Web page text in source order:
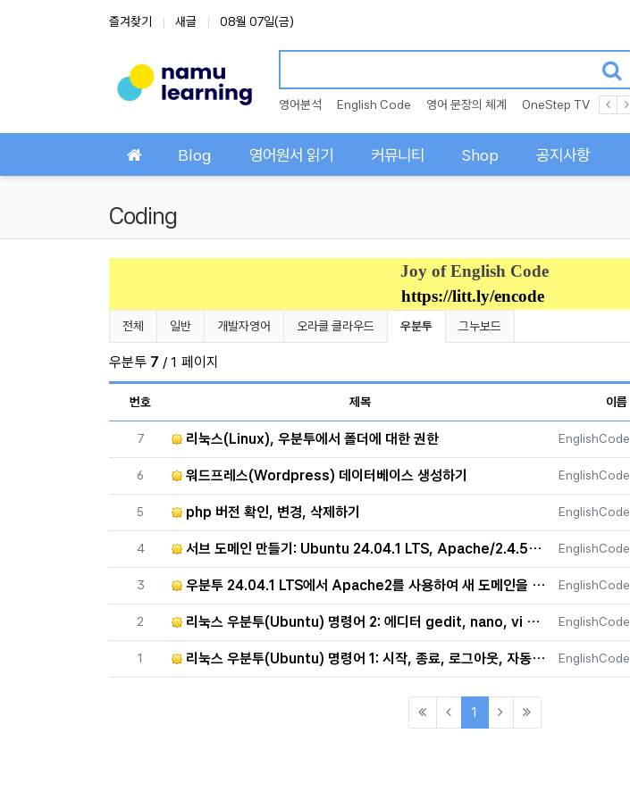
즐겨찾기 새글 08월 07일(금)
영어분석 English Code 영어 문장의 체계 OneStep TV
Blog 영어원서 읽기 커뮤니티 Shop 공지사항
Coding
Joy of English Code
https://litt.ly/encode
Coding 분류 목록
전체 일반 개발자영어 오라클 클라우드 현재 분류
우분투 그누보드
우분투 7 / 1 페이지
번호
제목 이름
번호
7 리눅스(Linux), 우분투에서 폴더에 대한 권한 등록자
EnglishCode
번호
6 워드프레스(Wordpress) 데이터베이스 생성하기 등록자
EnglishCode
번호
5 php 버전 확인, 변경, 삭제하기 등록자
EnglishCode
번호
4 서브 도메인 만들기: Ubuntu 24.04.1 LTS, Apache/2.4.58 (Ubuntu) 환경에서 등록자
EnglishCode
번호
3 우분투 24.04.1 LTS에서 Apache2를 사용하여 새 도메인을 설정하는 방법 등록자
EnglishCode
번호
2 리눅스 우분투(Ubuntu) 명령어 2: 에디터 gedit, nano, vi 사용법 등록자
EnglishCode
번호
1 리눅스 우분투(Ubuntu) 명령어 1: 시작, 종료, 로그아웃, 자동완성, 히스토리 등록자
EnglishCode
1 (current)